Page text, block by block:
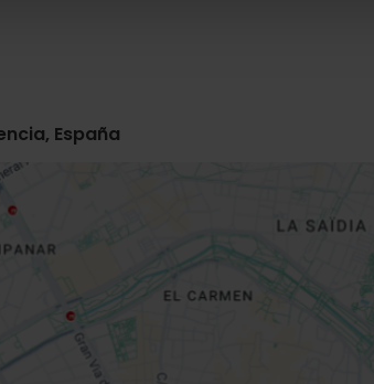
España